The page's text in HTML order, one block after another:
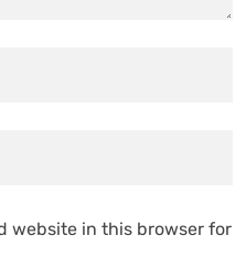
website in this browser for